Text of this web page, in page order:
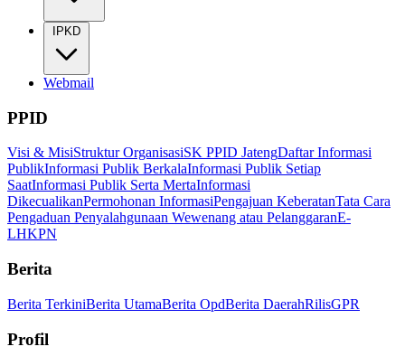
IPKD
Webmail
PPID
Visi & MisiStruktur OrganisasiSK PPID JatengDaftar Informasi
PublikInformasi Publik BerkalaInformasi Publik Setiap
SaatInformasi Publik Serta MertaInformasi
DikecualikanPermohonan InformasiPengajuan KeberatanTata Cara
Pengaduan Penyalahgunaan Wewenang atau PelanggaranE-
LHKPN
Berita
Berita TerkiniBerita UtamaBerita OpdBerita DaerahRilisGPR
Profil